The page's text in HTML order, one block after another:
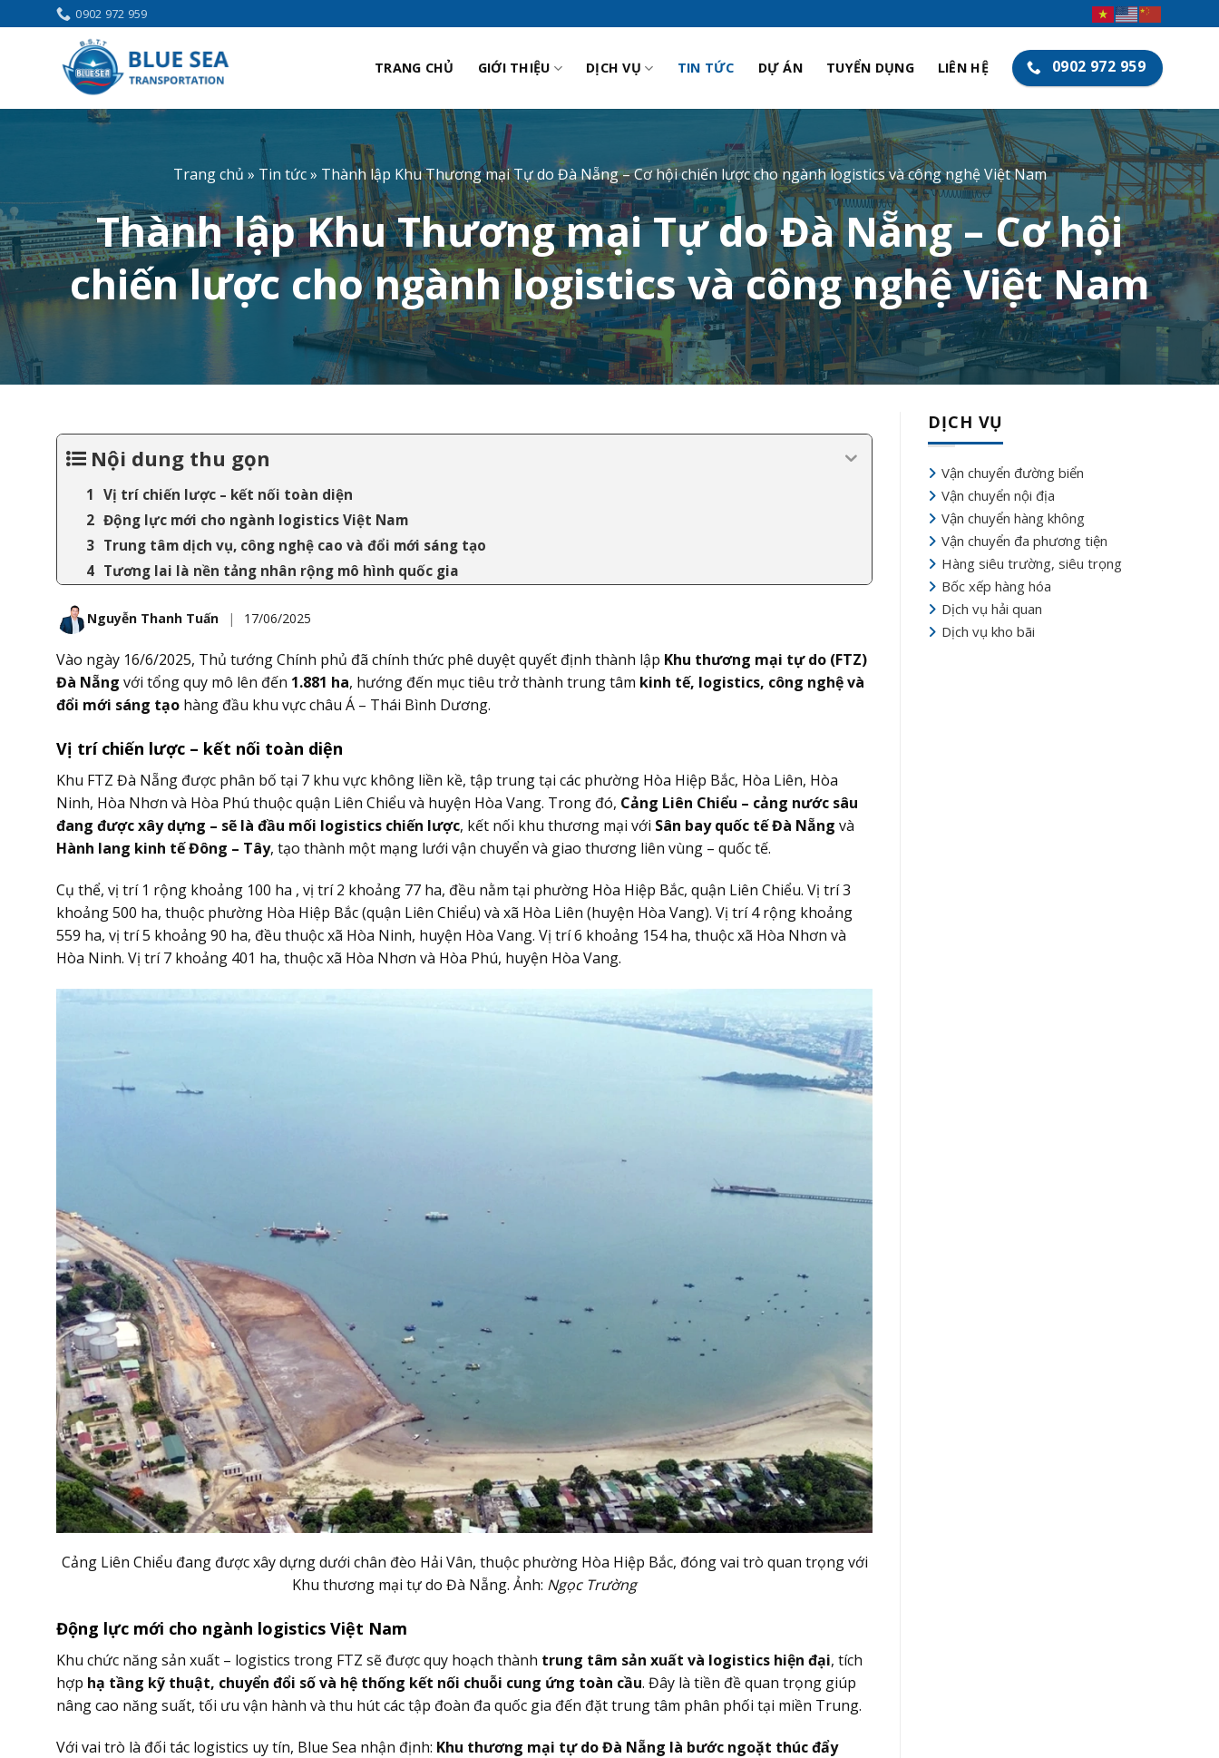
qua
0902 972 959
TRANG CHỦ GIỚI THIỆU DỊCH VỤ TIN TỨC DỰ ÁN TUYỂN DỤNG LIÊN HỆ 0902 972 959
Trang chủ » Tin tức» Thành lập Khu Thương mại Tự do Đà Nẵng – Cơ hội chiến lược cho ngành logistics và công nghệ Việt Nam
Thành lập Khu Thương mại Tự do Đà Nẵng – Cơ hội
chiến lược cho ngành logistics và công nghệ Việt Nam
Nội dung thu gọn
Vị trí chiến lược – kết nối toàn diện
Động lực mới cho ngành logistics Việt Nam
Trung tâm dịch vụ, công nghệ cao và đổi mới sáng tạo
Tương lai là nền tảng nhân rộng mô hình quốc gia
Nguyễn Thanh Tuấn | 17/06/2025
Vào ngày 16/6/2025, Thủ tướng Chính phủ đã chính thức phê duyệt quyết định thành lập Khu thương mại tự do (FTZ)
Đà Nẵng với tổng quy mô lên đến 1.881 ha, hướng đến mục tiêu trở thành trung tâm kinh tế, logistics, công nghệ và
đổi mới sáng tạo hàng đầu khu vực châu Á – Thái Bình Dương.
Vị trí chiến lược – kết nối toàn diện
Khu FTZ Đà Nẵng được phân bố tại 7 khu vực không liền kề, tập trung tại các phường Hòa Hiệp Bắc, Hòa Liên, Hòa
Ninh, Hòa Nhơn và Hòa Phú thuộc quận Liên Chiểu và huyện Hòa Vang. Trong đó, Cảng Liên Chiểu – cảng nước sâu
đang được xây dựng – sẽ là đầu mối logistics chiến lược, kết nối khu thương mại với Sân bay quốc tế Đà Nẵng và
Hành lang kinh tế Đông – Tây, tạo thành một mạng lưới vận chuyển và giao thương liên vùng – quốc tế.
Cụ thể, vị trí 1 rộng khoảng 100 ha , vị trí 2 khoảng 77 ha, đều nằm tại phường Hòa Hiệp Bắc, quận Liên Chiểu. Vị trí 3
khoảng 500 ha, thuộc phường Hòa Hiệp Bắc (quận Liên Chiểu) và xã Hòa Liên (huyện Hòa Vang). Vị trí 4 rộng khoảng
559 ha, vị trí 5 khoảng 90 ha, đều thuộc xã Hòa Ninh, huyện Hòa Vang. Vị trí 6 khoảng 154 ha, thuộc xã Hòa Nhơn và
Hòa Ninh. Vị trí 7 khoảng 401 ha, thuộc xã Hòa Nhơn và Hòa Phú, huyện Hòa Vang.
Cảng Liên Chiểu đang được xây dựng dưới chân đèo Hải Vân, thuộc phường Hòa Hiệp Bắc, đóng vai trò quan trọng với
Khu thương mại tự do Đà Nẵng. Ảnh: Ngọc Trường
Động lực mới cho ngành logistics Việt Nam
Khu chức năng sản xuất – logistics trong FTZ sẽ được quy hoạch thành trung tâm sản xuất và logistics hiện đại, tích
hợp hạ tầng kỹ thuật, chuyển đổi số và hệ thống kết nối chuỗi cung ứng toàn cầu. Đây là tiền đề quan trọng giúp
nâng cao năng suất, tối ưu vận hành và thu hút các tập đoàn đa quốc gia đến đặt trung tâm phân phối tại miền Trung.
Với vai trò là đối tác logistics uy tín, Blue Sea nhận định: Khu thương mại tự do Đà Nẵng là bước ngoặt thúc đẩy
DỊCH VỤ
Vận chuyển đường biển
Vận chuyển nội địa
Vận chuyển hàng không
Vận chuyển đa phương tiện
Hàng siêu trường, siêu trọng
Bốc xếp hàng hóa
Dịch vụ hải quan
Dịch vụ kho bãi